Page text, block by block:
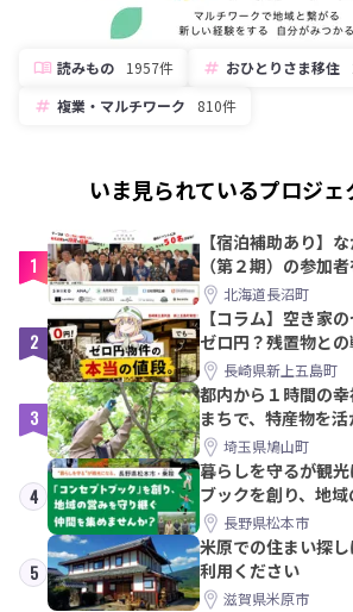
読みもの 1957件 おひとりさま移住
複業・マルチワーク
810件
いま見られているプロジ
1
【宿泊補助あり】
（第２期）の参加
【8/21〆】
北海道長沼町
2
【コラム】空き家
ゼロ円？残置物と
教訓｜新上五島町
長崎県新上五島町
3
都内から１時間の
まちで、特産物を
PRメンバー募集！
埼玉県鳩山町
4
暮らしを守るが観
ブックを創り、地
間を集めませんか？
長野県松本市
5
米原での住まい探
利用ください
滋賀県米原市